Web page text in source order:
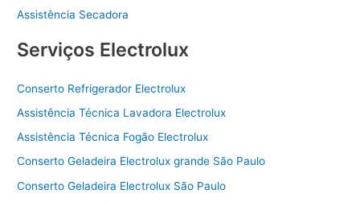
Assistência Secadora
Serviços Electrolux
Conserto Refrigerador Electrolux
Assistência Técnica Lavadora Electrolux
Assistência Técnica Fogão Electrolux
Conserto Geladeira Electrolux grande São Paulo
Conserto Geladeira Electrolux São Paulo